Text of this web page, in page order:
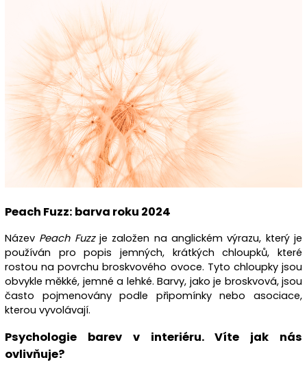
Peach Fuzz: barva roku 2024
Název Peach Fuzzje založen na anglickém výrazu, který je
používán pro popis jemných, krátkých chloupků, které
rostou na povrchu broskvového ovoce. Tyto chloupky jsou
obvykle měkké, jemné a lehké. Barvy, jako je broskvová, jsou
často pojmenovány podle připomínky nebo asociace,
kterou vyvolávají.
Psychologie barev v interiéru. Víte jak nás
ovlivňuje?